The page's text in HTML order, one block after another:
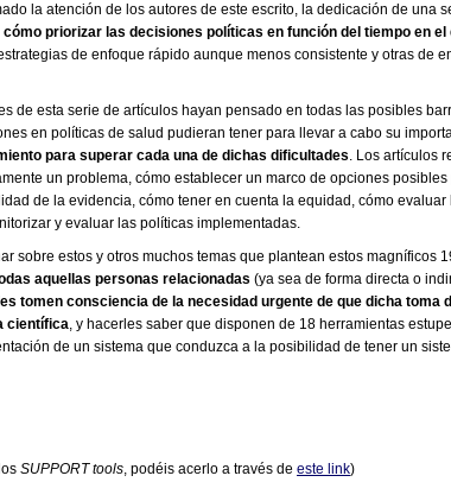
la atención de los autores de este escrito, la dedicación de una
cómo priorizar las decisiones políticas en función del tiempo en
de enfoque rápido aunque menos consistente y otras de
de esta serie de artículos hayan pensado en todas las posibles
en políticas de salud pudieran tener para llevar a cabo su
para superar cada una de dichas dificultades. Los artículos
un problema, cómo establecer un marco de opciones
de la evidencia, cómo tener en cuenta la equidad, cómo evaluar
y evaluar las políticas implementadas.
sobre estos y otros muchos temas que plantean estos magníficos
aquellas personas relacionadas (ya sea de forma directa o
tomen consciencia de la necesidad urgente de que dicha toma
científica, y hacerles saber que disponen de 18 herramientas
de un sistema que conduzca a la posibilidad de tener un
SUPPORT tools, podéis acerlo a través de este link)